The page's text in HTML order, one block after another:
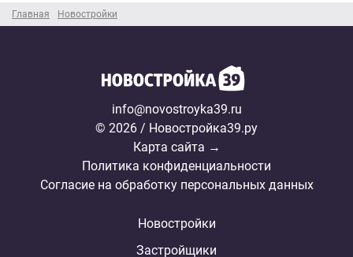
Главная Новостройки
info@novostroyka39.ru
© 2026 / Новостройка39.ру
Карта сайта →
Политика конфиденциальности
Согласие на обработку персональных данных
Новостройки
Застройщики